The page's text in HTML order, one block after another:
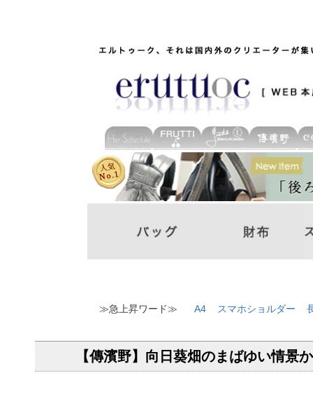
≫急上昇ワード≫ A4 スマホショルダー
【傳濱野】向日葵畑のまばゆい情景